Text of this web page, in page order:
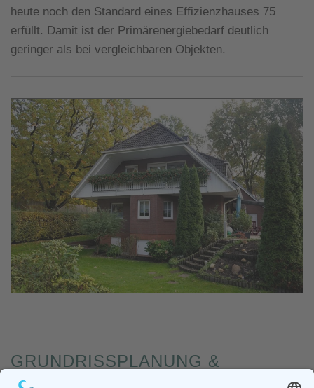
heute noch den Standard eines Effizienzhauses 75
erfüllt. Damit ist der Primärenergiebedarf deutlich
geringer als bei vergleichbaren Objekten.
+
GRUNDRISSPLANUNG &
BAUBETREUUNG NEUBAU